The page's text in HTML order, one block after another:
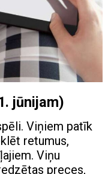
jūnijam)
Viņiem patīk
retumus,
Viņu
preces,